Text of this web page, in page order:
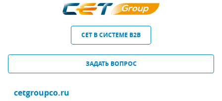
CET В СИСТЕМЕ B2B
ЗАДАТЬ ВОПРОС
cetgroupco.ru